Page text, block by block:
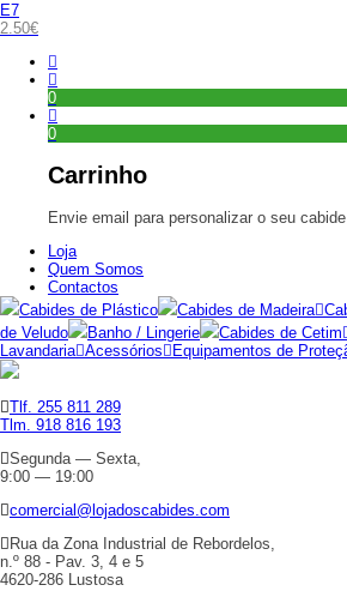
E7
2.50€
0
0
Carrinho
Envie email para personalizar o seu cabide
Loja
Quem Somos
Contactos
Cabides de Plástico
Cabides de Madeira
de Veludo
Banho / Lingerie Cabides de Cetim
Lavandaria Acessórios Equipamentos de
Tlf. 255 811 289
Tlm. 918 816 193
Segunda — Sexta,
9:00 — 19:00
comercial@lojadoscabides.com
Rua da Zona Industrial de Rebordelos,
n.º 88 - Pav. 3, 4 e 5
4620-286 Lustosa